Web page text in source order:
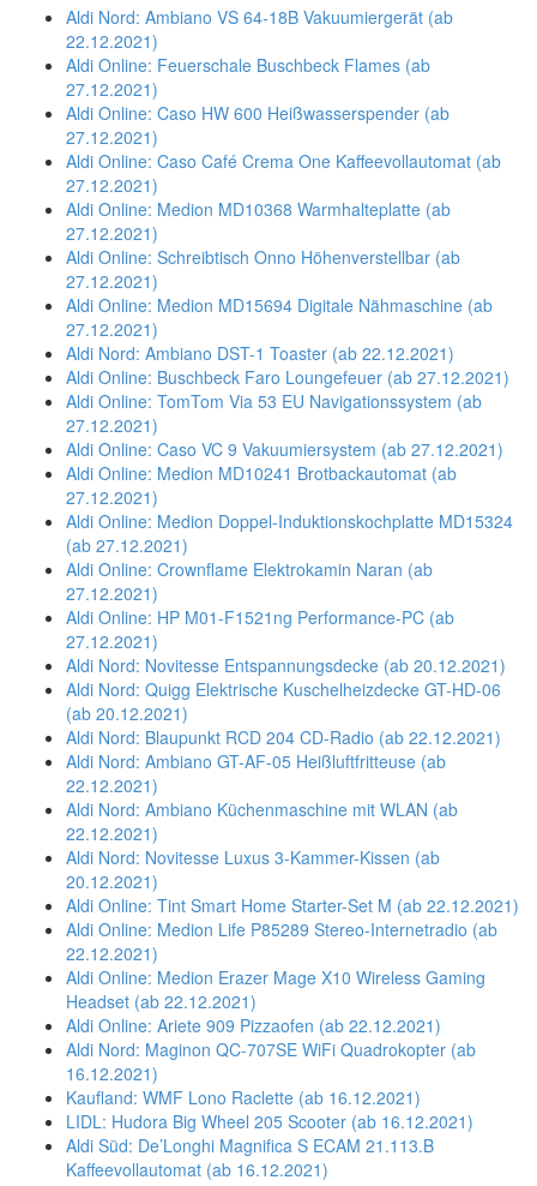
Aldi Nord: Ambiano VS 64-18B Vakuumiergerät (ab
22.12.2021)
Aldi Online: Feuerschale Buschbeck Flames (ab
27.12.2021)
Aldi Online: Caso HW 600 Heißwasserspender (ab
27.12.2021)
Aldi Online: Caso Café Crema One Kaffeevollautomat (ab
27.12.2021)
Aldi Online: Medion MD10368 Warmhalteplatte (ab
27.12.2021)
Aldi Online: Schreibtisch Onno Höhenverstellbar (ab
27.12.2021)
Aldi Online: Medion MD15694 Digitale Nähmaschine (ab
27.12.2021)
Aldi Nord: Ambiano DST-1 Toaster (ab 22.12.2021)
Aldi Online: Buschbeck Faro Loungefeuer (ab 27.12.2021)
Aldi Online: TomTom Via 53 EU Navigationssystem (ab
27.12.2021)
Aldi Online: Caso VC 9 Vakuumiersystem (ab 27.12.2021)
Aldi Online: Medion MD10241 Brotbackautomat (ab
27.12.2021)
Aldi Online: Medion Doppel-Induktionskochplatte MD15324
(ab 27.12.2021)
Aldi Online: Crownflame Elektrokamin Naran (ab
27.12.2021)
Aldi Online: HP M01-F1521ng Performance-PC (ab
27.12.2021)
Aldi Nord: Novitesse Entspannungsdecke (ab 20.12.2021)
Aldi Nord: Quigg Elektrische Kuschelheizdecke GT-HD-06
(ab 20.12.2021)
Aldi Nord: Blaupunkt RCD 204 CD-Radio (ab 22.12.2021)
Aldi Nord: Ambiano GT-AF-05 Heißluftfritteuse (ab
22.12.2021)
Aldi Nord: Ambiano Küchenmaschine mit WLAN (ab
22.12.2021)
Aldi Nord: Novitesse Luxus 3-Kammer-Kissen (ab
20.12.2021)
Aldi Online: Tint Smart Home Starter-Set M (ab 22.12.2021)
Aldi Online: Medion Life P85289 Stereo-Internetradio (ab
22.12.2021)
Aldi Online: Medion Erazer Mage X10 Wireless Gaming
Headset (ab 22.12.2021)
Aldi Online: Ariete 909 Pizzaofen (ab 22.12.2021)
Aldi Nord: Maginon QC-707SE WiFi Quadrokopter (ab
16.12.2021)
Kaufland: WMF Lono Raclette (ab 16.12.2021)
LIDL: Hudora Big Wheel 205 Scooter (ab 16.12.2021)
Aldi Süd: De’Longhi Magnifica S ECAM 21.113.B
Kaffeevollautomat (ab 16.12.2021)